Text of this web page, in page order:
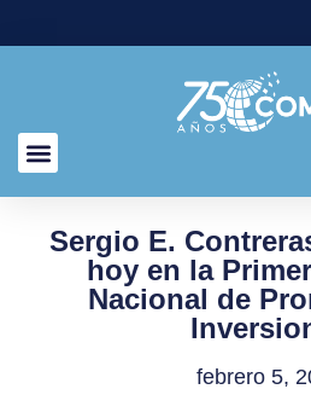
Sergio E.
hoy en la
Nacional de
febrero 5,